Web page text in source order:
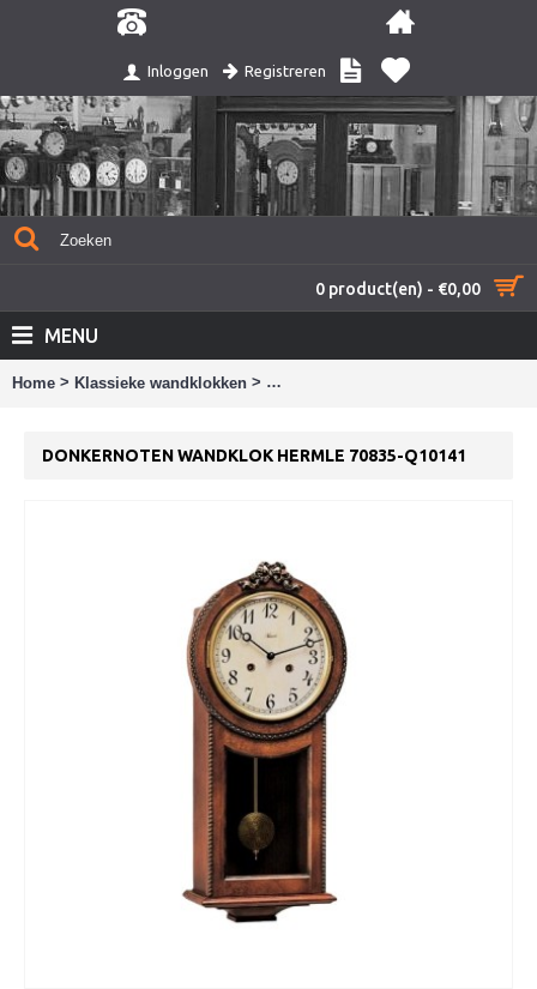
Inloggen Registreren
0 product(en) - €0,00
MENU
Home > Klassieke wandklokken > Donkernoten wandklok Hermle
DONKERNOTEN WANDKLOK HERMLE 70835-Q10141